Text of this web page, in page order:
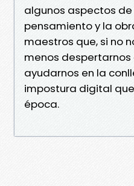
algunos aspectos
pensamiento y la
maestros que, si no
menos
ayudarnos en la
impostura digital
época.